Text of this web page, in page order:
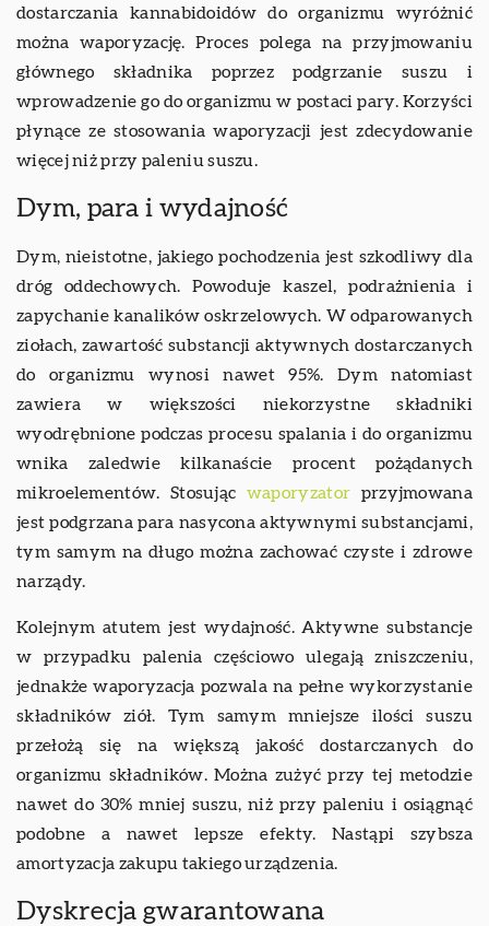
dostarczania kannabidoidów do organizmu wyróżnić
można waporyzację. Proces polega na przyjmowaniu
głównego składnika poprzez podgrzanie suszu i
wprowadzenie go do organizmu w postaci pary. Korzyści
płynące ze stosowania waporyzacji jest zdecydowanie
więcej niż przy paleniu suszu.
Dym, para i wydajność
Dym, nieistotne, jakiego pochodzenia jest szkodliwy dla
dróg oddechowych. Powoduje kaszel, podrażnienia i
zapychanie kanalików oskrzelowych. W odparowanych
ziołach, zawartość substancji aktywnych dostarczanych
do organizmu wynosi nawet 95%. Dym natomiast
zawiera w większości niekorzystne składniki
wyodrębnione podczas procesu spalania i do organizmu
wnika zaledwie kilkanaście procent pożądanych
mikroelementów. Stosując waporyzator przyjmowana
jest podgrzana para nasycona aktywnymi substancjami,
tym samym na długo można zachować czyste i zdrowe
narządy.
Kolejnym atutem jest wydajność. Aktywne substancje
w przypadku palenia częściowo ulegają zniszczeniu,
jednakże waporyzacja pozwala na pełne wykorzystanie
składników ziół. Tym samym mniejsze ilości suszu
przełożą się na większą jakość dostarczanych do
organizmu składników. Można zużyć przy tej metodzie
nawet do 30% mniej suszu, niż przy paleniu i osiągnąć
podobne a nawet lepsze efekty. Nastąpi szybsza
amortyzacja zakupu takiego urządzenia.
Dyskrecja gwarantowana